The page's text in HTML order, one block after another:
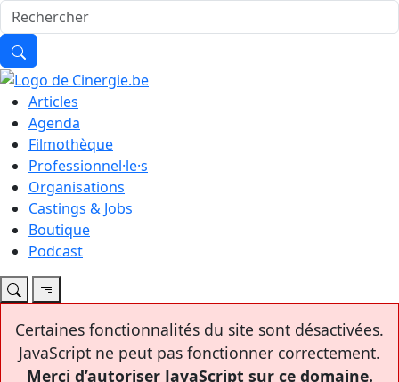
Articles
Agenda
Filmothèque
Professionnel·le·s
Organisations
Castings & Jobs
Boutique
Podcast
Certaines fonctionnalités du site sont désactivées.
JavaScript ne peut pas fonctionner correctement.
Merci d’autoriser JavaScript sur ce domaine.